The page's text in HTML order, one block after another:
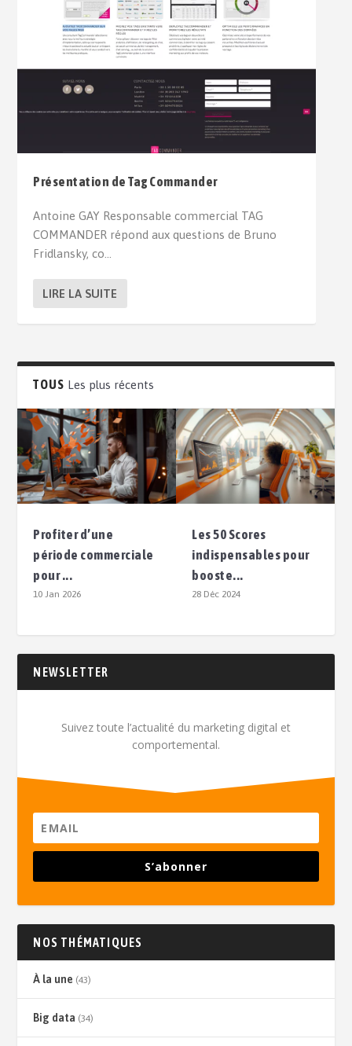
Présentation de Tag Commander
Antoine GAY Responsable commercial TAG
COMMANDER répond aux questions de Bruno
Fridlansky, co...
LIRE LA SUITE
TOUS Les plus récents
Profiter d’une
période commerciale
pour ...
10 Jan 2026
Les 50 Scores
indispensables pour
booste...
28 Déc 2024
NEWSLETTER
Suivez toute l’actualité du marketing digital et
comportemental.
S’abonner
NOS THÉMATIQUES
À la une (43)
Big data (34)